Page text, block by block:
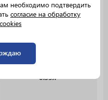
необходимо подтвердить
согласие на обработку
Пиво Clausthaler Lemon
0.33л